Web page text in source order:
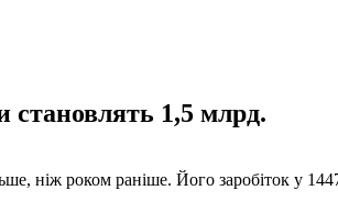
становлять 1,5 млрд.
ніж роком раніше. Його заробіток у